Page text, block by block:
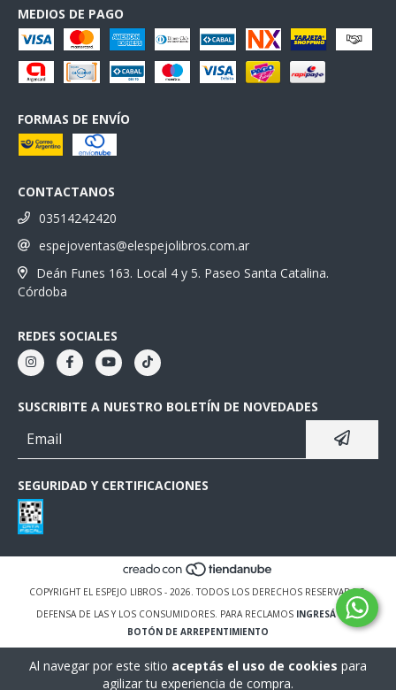
Al navegar por este sitio aceptás el uso de cookies para
agilizar tu experiencia de compra.
MEDIOS DE PAGO
FORMAS DE ENVÍO
CONTACTANOS
03514242420
espejoventas@elespejolibros.com.ar
Deán Funes 163. Local 4 y 5. Paseo Santa Catalina.
Córdoba
REDES SOCIALES
SUSCRIBITE A NUESTRO BOLETÍN DE NOVEDADES
SEGURIDAD Y CERTIFICACIONES
COPYRIGHT EL ESPEJO LIBROS - 2026. TODOS LOS DERECHOS RESERVADOS.
DEFENSA DE LAS Y LOS CONSUMIDORES. PARA RECLAMOS INGRESÁ ACÁ.
BOTÓN DE ARREPENTIMIENTO